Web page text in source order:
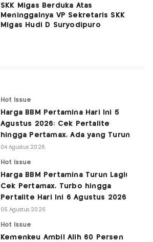
SKK Migas Berduka Atas
Meninggalnya VP Sekretaris SKK
Migas Hudi D Suryodipuro
Hot Issue
Harga BBM Pertamina Hari Ini 5
Agustus 2026: Cek Pertalite
hingga Pertamax, Ada yang Turun
04 Agustus 2026
Hot Issue
Harga BBM Pertamina Turun Lagi!
Cek Pertamax, Turbo hingga
Pertalite Hari Ini 6 Agustus 2026
05 Agustus 2026
Hot Issue
Kemenkeu Ambil Alih 60 Persen